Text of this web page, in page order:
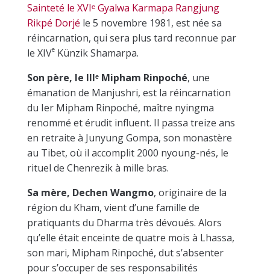
Sainteté le XVIᵉGyalwa Karmapa Rangjung
Rikpé Dorjé le 5 novembre 1981, est née sa
réincarnation, qui sera plus tard reconnue par
le XIVeKünzik Shamarpa.
Son père, le IIIᵉMipham Rinpoché, une
émanation de Manjushri, est la réincarnation
du IerMipham Rinpoché, maître nyingma
renommé et érudit influent. Il passa treize ans
en retraite à Junyung Gompa, son monastère
au Tibet, où il accomplit 2000 nyoung-nés, le
rituel de Chenrezik à mille bras.
Sa mère, Dechen Wangmo, originaire de la
région du Kham, vient d’une famille de
pratiquants du Dharma très dévoués. Alors
qu’elle était enceinte de quatre mois à Lhassa,
son mari, Mipham Rinpoché, dut s’absenter
pour s’occuper de ses responsabilités